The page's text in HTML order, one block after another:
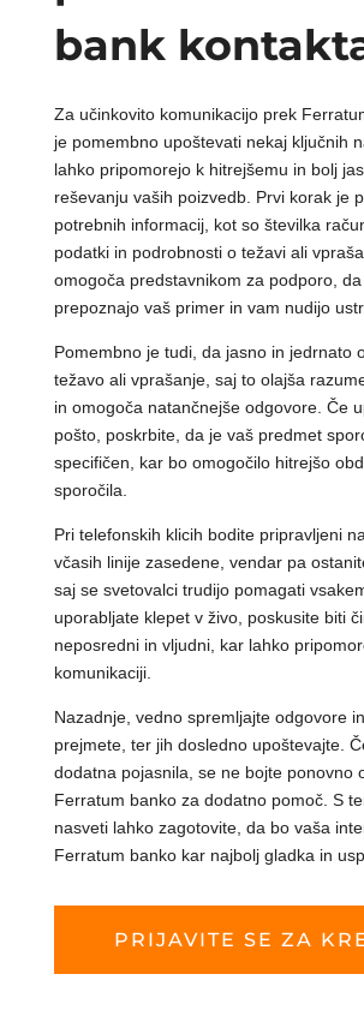
bank
Za učinkovito komunikacijo prek
je pomembno upoštevati nekaj ključnih
lahko pripomorejo k hitrejšemu in bolj
reševanju vaših poizvedb. Prvi korak je
potrebnih informacij, kot so številka
podatki in podrobnosti o težavi ali
omogoča predstavnikom za podporo,
prepoznajo vaš primer in vam nudijo
Pomembno je tudi, da jasno in jedrnato
težavo ali vprašanje, saj to olajša
in omogoča natančnejše odgovore. Če
pošto, poskrbite, da je vaš predmet
specifičen, kar bo omogočilo hitrejšo
sporočila.
Pri telefonskih klicih bodite pripravljeni
včasih linije zasedene, vendar pa
saj se svetovalci trudijo pomagati
uporabljate klepet v živo, poskusite biti
neposredni in vljudni, kar lahko
komunikaciji.
Nazadnje, vedno spremljajte odgovore
prejmete, ter jih dosledno upoštevajte.
dodatna pojasnila, se ne bojte ponovno
Ferratum banko za dodatno pomoč. S
nasveti lahko zagotovite, da bo vaša
Ferratum banko kar najbolj gladka in
PRIJAVITE SE ZA